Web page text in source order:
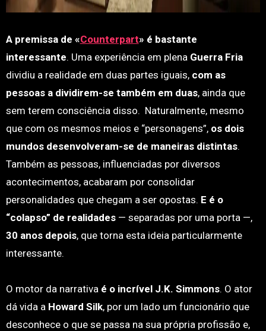
A premissa de «Counterpart» é bastante
interessante. Uma experiência em plena Guerra Fria
dividiu a realidade em duas partes iguais, com as
pessoas a dividirem-se também em duas, ainda que
sem terem consciência disso. Naturalmente, mesmo
que com os mesmos meios e “personagens”, os dois
mundos desenvolveram-se de maneiras distintas.
Também as pessoas, influenciadas por diversos
acontecimentos, acabaram por consolidar
personalidades que chegam a ser opostas. E é o
“colapso” de realidades— separadas por uma porta —,
30 anos depois, que torna esta ideia particularmente
interessante.
O motor da narrativa é o incrível J.K. Simmons. O ator
dá vida a Howard Silk, por um lado um funcionário que
desconhece o que se passa na sua própria profissão e,